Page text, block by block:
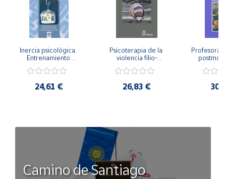
Inercia psicológica.
Entrenamiento
Igualdad de Género.
24,61 €
Psicoterapia de la
violencia filio-
secreto y la
26,83 €
Camino de Santiago